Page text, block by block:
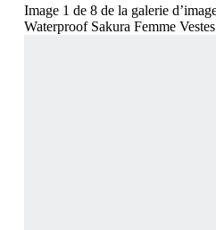
Image 1 de 8 de la galerie
Waterproof Sakura Femme Vestes